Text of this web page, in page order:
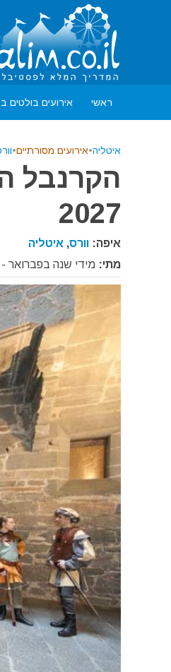
ראשי אירועים בולטים
איטליה•אירועים מסורתיים•
הקרנבל
2027
איפה: וורס, איטליה
מתי: מידי שנה בפברואר